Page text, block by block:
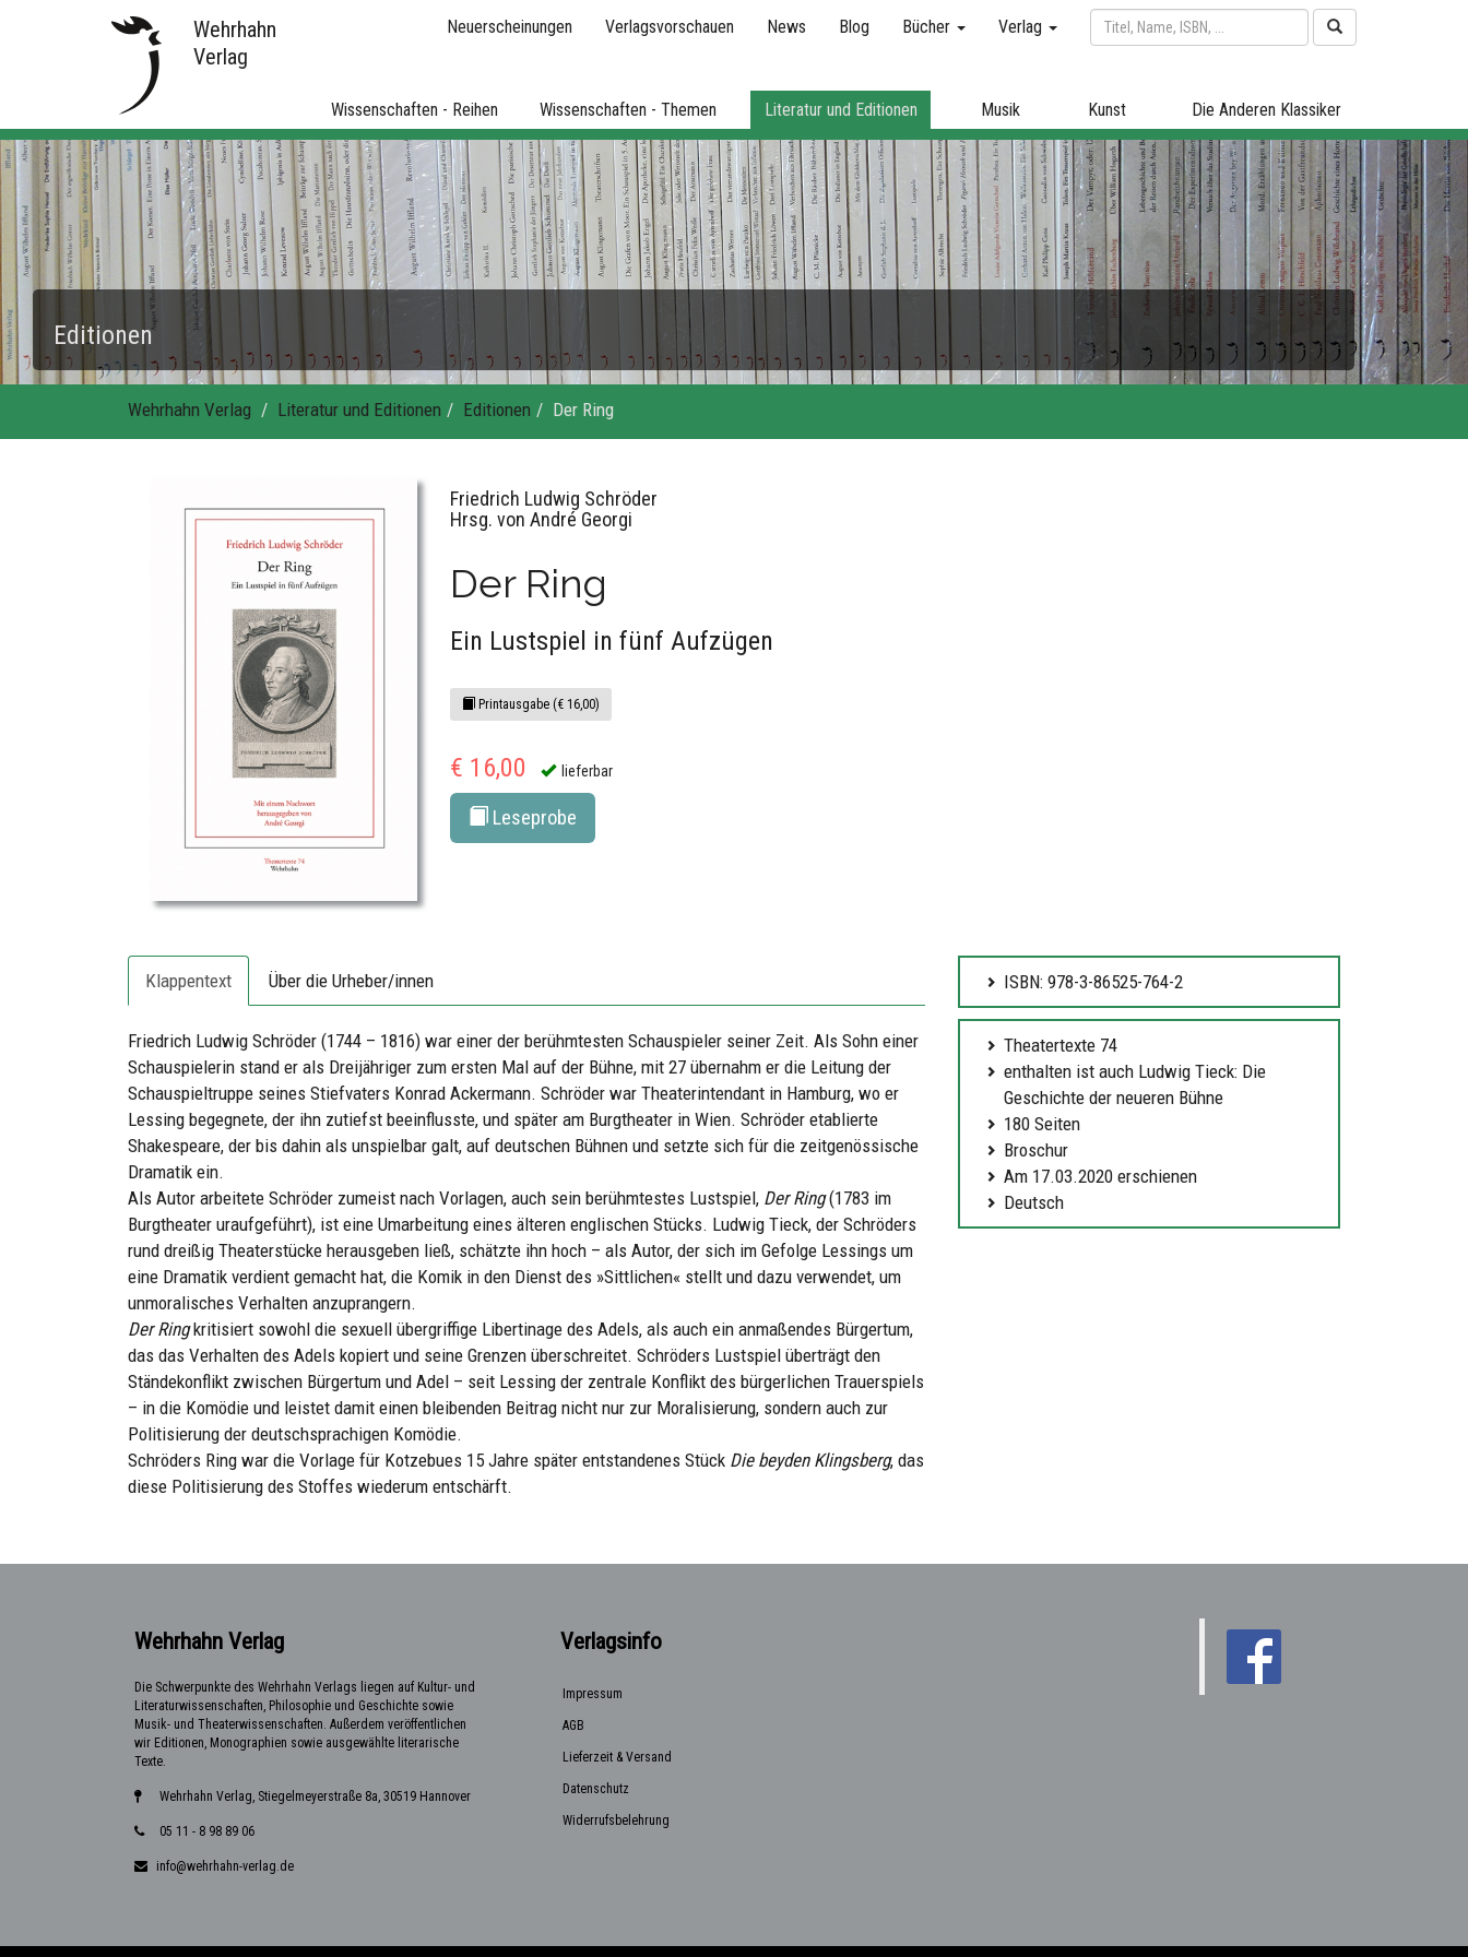
Wehrhahn
Verlag
Neuerscheinungen Verlagsvorschauen News Blog Bücher Verlag
Wissenschaften - Reihen Wissenschaften - Themen Literatur und Editionen Musik Kunst Die Anderen Klassiker
Editionen
Wehrhahn Verlag Literatur und Editionen Editionen Der Ring
Friedrich Ludwig Schröder
Hrsg. von André Georgi
Der Ring
Ein Lustspiel in fünf Aufzügen
Printausgabe (€ 16,00)
€ 16,00 lieferbar
Leseprobe
Klappentext Über die Urheber/innen
Friedrich Ludwig Schröder (1744 – 1816) war einer der berühmtesten Schauspieler seiner Zeit. Als Sohn einer
Schauspielerin stand er als Dreijähriger zum ersten Mal auf der Bühne, mit 27 übernahm er die Leitung der
Schauspieltruppe seines Stiefvaters Konrad Ackermann. Schröder war Theaterintendant in Hamburg, wo er
Lessing begegnete, der ihn zutiefst beeinflusste, und später am Burgtheater in Wien. Schröder etablierte
Shakespeare, der bis dahin als unspielbar galt, auf deutschen Bühnen und setzte sich für die zeitgenössische
Dramatik ein.
Als Autor arbeitete Schröder zumeist nach Vorlagen, auch sein berühmtestes Lustspiel, Der Ring(1783 im
Burgtheater uraufgeführt), ist eine Umarbeitung eines älteren englischen Stücks. Ludwig Tieck, der Schröders
rund dreißig Theaterstücke herausgeben ließ, schätzte ihn hoch – als Autor, der sich im Gefolge Lessings um
eine Dramatik verdient gemacht hat, die Komik in den Dienst des »Sittlichen« stellt und dazu verwendet, um
unmoralisches Verhalten anzuprangern.
Der Ringkritisiert sowohl die sexuell übergriffige Libertinage des Adels, als auch ein anmaßendes Bürgertum,
das das Verhalten des Adels kopiert und seine Grenzen überschreitet. Schröders Lustspiel überträgt den
Ständekonflikt zwischen Bürgertum und Adel – seit Lessing der zentrale Konflikt des bürgerlichen Trauerspiels
– in die Komödie und leistet damit einen bleibenden Beitrag nicht nur zur Moralisierung, sondern auch zur
Politisierung der deutschsprachigen Komödie.
Schröders Ring war die Vorlage für Kotzebues 15 Jahre später entstandenes Stück Die beyden Klingsberg, das
diese Politisierung des Stoffes wiederum entschärft.
ISBN: 978-3-86525-764-2
Theatertexte 74
enthalten ist auch Ludwig Tieck: Die
Geschichte der neueren Bühne
180 Seiten
Broschur
Am 17.03.2020 erschienen
Deutsch
Wehrhahn Verlag
Die Schwerpunkte des Wehrhahn Verlags liegen auf Kultur- und
Literaturwissenschaften, Philosophie und Geschichte sowie
Musik- und Theaterwissenschaften. Außerdem veröffentlichen
wir Editionen, Monographien sowie ausgewählte literarische
Texte.
Wehrhahn Verlag, Stiegelmeyerstraße 8a, 30519 Hannover
05 11 - 8 98 89 06
info@wehrhahn-verlag.de
Verlagsinfo
Impressum
AGB
Lieferzeit & Versand
Datenschutz
Widerrufsbelehrung